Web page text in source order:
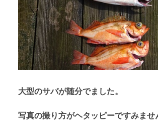
大型のサバが随分でました。
写真の撮り方がヘタッピーですみま